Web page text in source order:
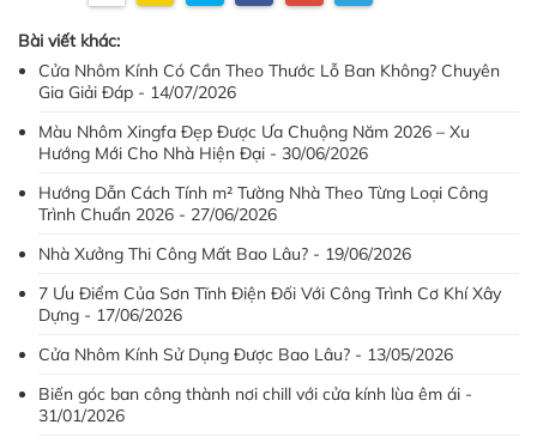
Bài viết khác:
Cửa Nhôm Kính Có Cần Theo Thước Lỗ Ban Không? Chuyên
Gia Giải Đáp - 14/07/2026
Màu Nhôm Xingfa Đẹp Được Ưa Chuộng Năm 2026 – Xu
Hướng Mới Cho Nhà Hiện Đại - 30/06/2026
Hướng Dẫn Cách Tính m² Tường Nhà Theo Từng Loại Công
Trình Chuẩn 2026 - 27/06/2026
Nhà Xưởng Thi Công Mất Bao Lâu? - 19/06/2026
7 Ưu Điểm Của Sơn Tĩnh Điện Đối Với Công Trình Cơ Khí Xây
Dựng - 17/06/2026
Cửa Nhôm Kính Sử Dụng Được Bao Lâu? - 13/05/2026
Biến góc ban công thành nơi chill với cửa kính lùa êm ái -
31/01/2026